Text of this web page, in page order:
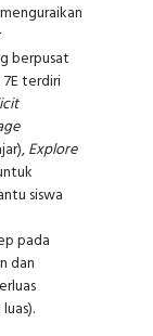
berpusat
terdiri
Explore
siswa
pada
dan